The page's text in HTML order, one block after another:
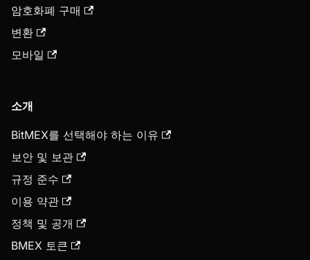
암호화폐 구매
변환
모바일
소개
BitMEX를 선택해야 하는 이유
보안 및 보관
규정 준수
이용 약관
정책 및 공개
BMEX 토큰